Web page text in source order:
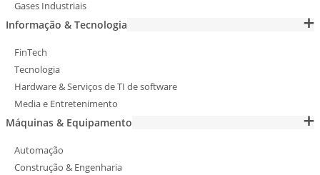
Gases Industriais
Informação & Tecnologia
FinTech
Tecnologia
Hardware & Serviços de TI de software
Media e Entretenimento
Máquinas & Equipamento
Automação
Construção & Engenharia